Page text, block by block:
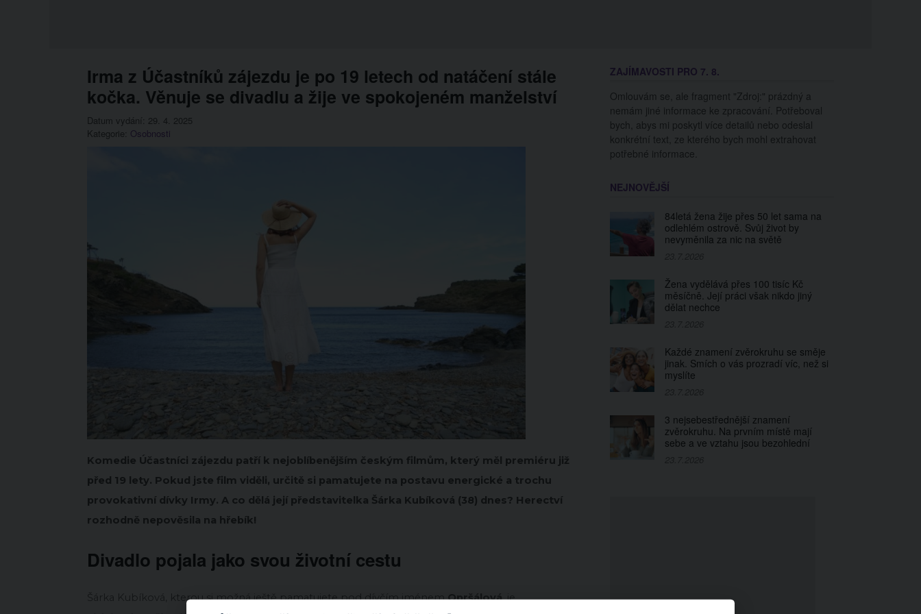
Irma z Účastníků zájezdu je po 19 letech od natáčení stále
kočka. Věnuje se divadlu a žije ve spokojeném manželství
Datum vydání: 29. 4. 2025
Kategorie: Osobnosti
Komedie Účastníci zájezdu patří k nejoblíbenějším českým filmům, který měl premiéru již
před 19 lety. Pokud jste film viděli, určitě si pamatujete na postavu energické a trochu
provokativní dívky Irmy. A co dělá její představitelka Šárka Kubíková (38) dnes? Herectví
rozhodně nepověsila na hřebík!
Divadlo pojala jako svou životní cestu
Šárka Kubíková, kterou si možná ještě pamatujete pod dívčím jménemOpršálová, je
ZAJÍMAVOSTI PRO 7. 8.
Omlouvám se, ale fragment "Zdroj:" prázdný a
nemám jiné informace ke zpracování. Potřeboval
bych, abys mi poskytl více detailů nebo odeslal
konkrétní text, ze kterého bych mohl extrahovat
potřebné informace.
NEJNOVĚJŠÍ
84letá žena žije přes 50 let sama na
odlehlém ostrově. Svůj život by
nevyměnila za nic na světě
Žena vydělává přes 100 tisíc Kč
měsíčně. Její práci však nikdo jiný
dělat nechce
Každé znamení zvěrokruhu se směje
jinak. Smích o vás prozradí víc, než si
myslíte
3 nejsebestřednější znamení
zvěrokruhu. Na prvním místě mají
sebe a ve vztahu jsou bezohlední